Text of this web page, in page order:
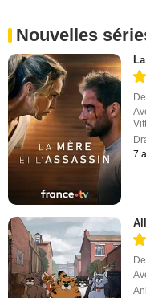
Nouvelles
7
De